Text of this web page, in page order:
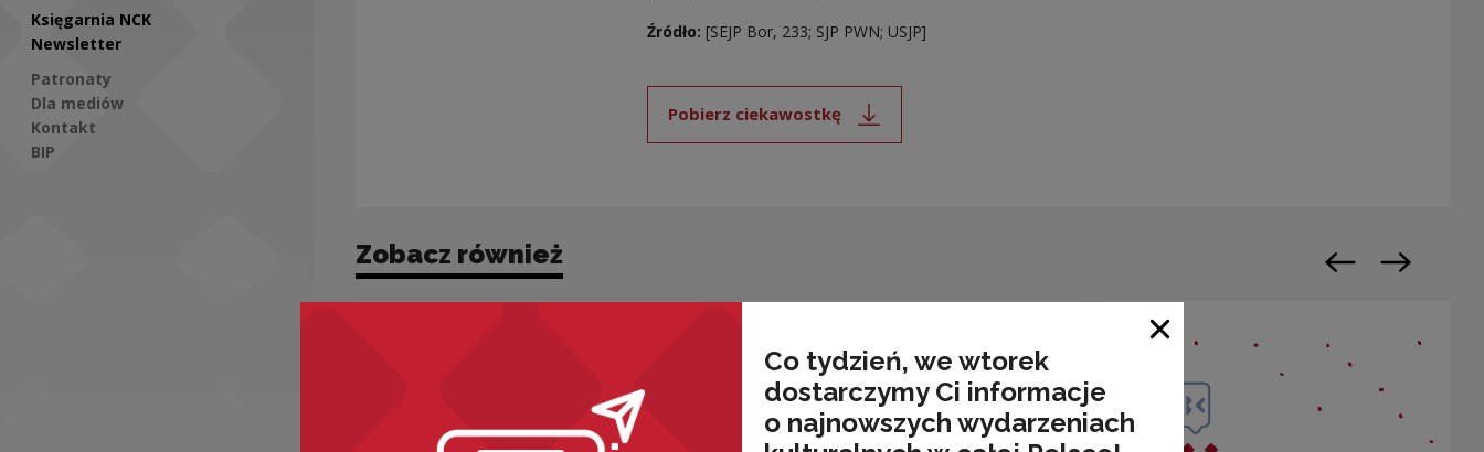
Księgarnia NCK
Newsletter
Patronaty
Dla mediów
Kontakt
BIP
Źródło: [SEJP Bor, 233; SJP PWN; USJP]
Pobierz ciekawostkę
Uwaga, link zostanie otwarty w nowym oknie
Zobacz również
Poprzedni slajd
Następny
Zamknij okno
Co tydzień, we wtorek
dostarczymy Ci informacje
o najnowszych wydarzeniach